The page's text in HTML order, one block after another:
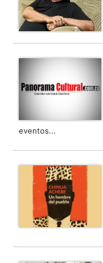
eventos...